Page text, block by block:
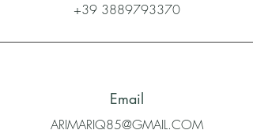
+39 3889793370
Email
ARIMARIQ85@GMAIL.COM